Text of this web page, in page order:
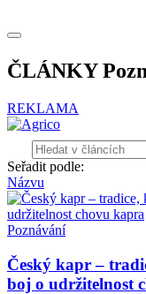
ČLÁNKY
REKLAMA
Seřadit podle:
Názvu
Poznávání
Český kapr –
boj o udržitelnost